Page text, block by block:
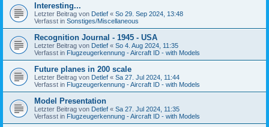
Interesting...
Letzter Beitrag von Detlef « So 29. Sep 2024, 13:48
Verfasst in Sonstiges/Miscellaneous
Recognition Journal - 1945 - USA
Letzter Beitrag von Detlef « So 4. Aug 2024, 11:35
Verfasst in Flugzeugerkennung - Aircraft ID - with Models
Future planes in 200 scale
Letzter Beitrag von Detlef « Sa 27. Jul 2024, 11:44
Verfasst in Flugzeugerkennung - Aircraft ID - with Models
Model Presentation
Letzter Beitrag von Detlef « Sa 27. Jul 2024, 11:35
Verfasst in Flugzeugerkennung - Aircraft ID - with Models